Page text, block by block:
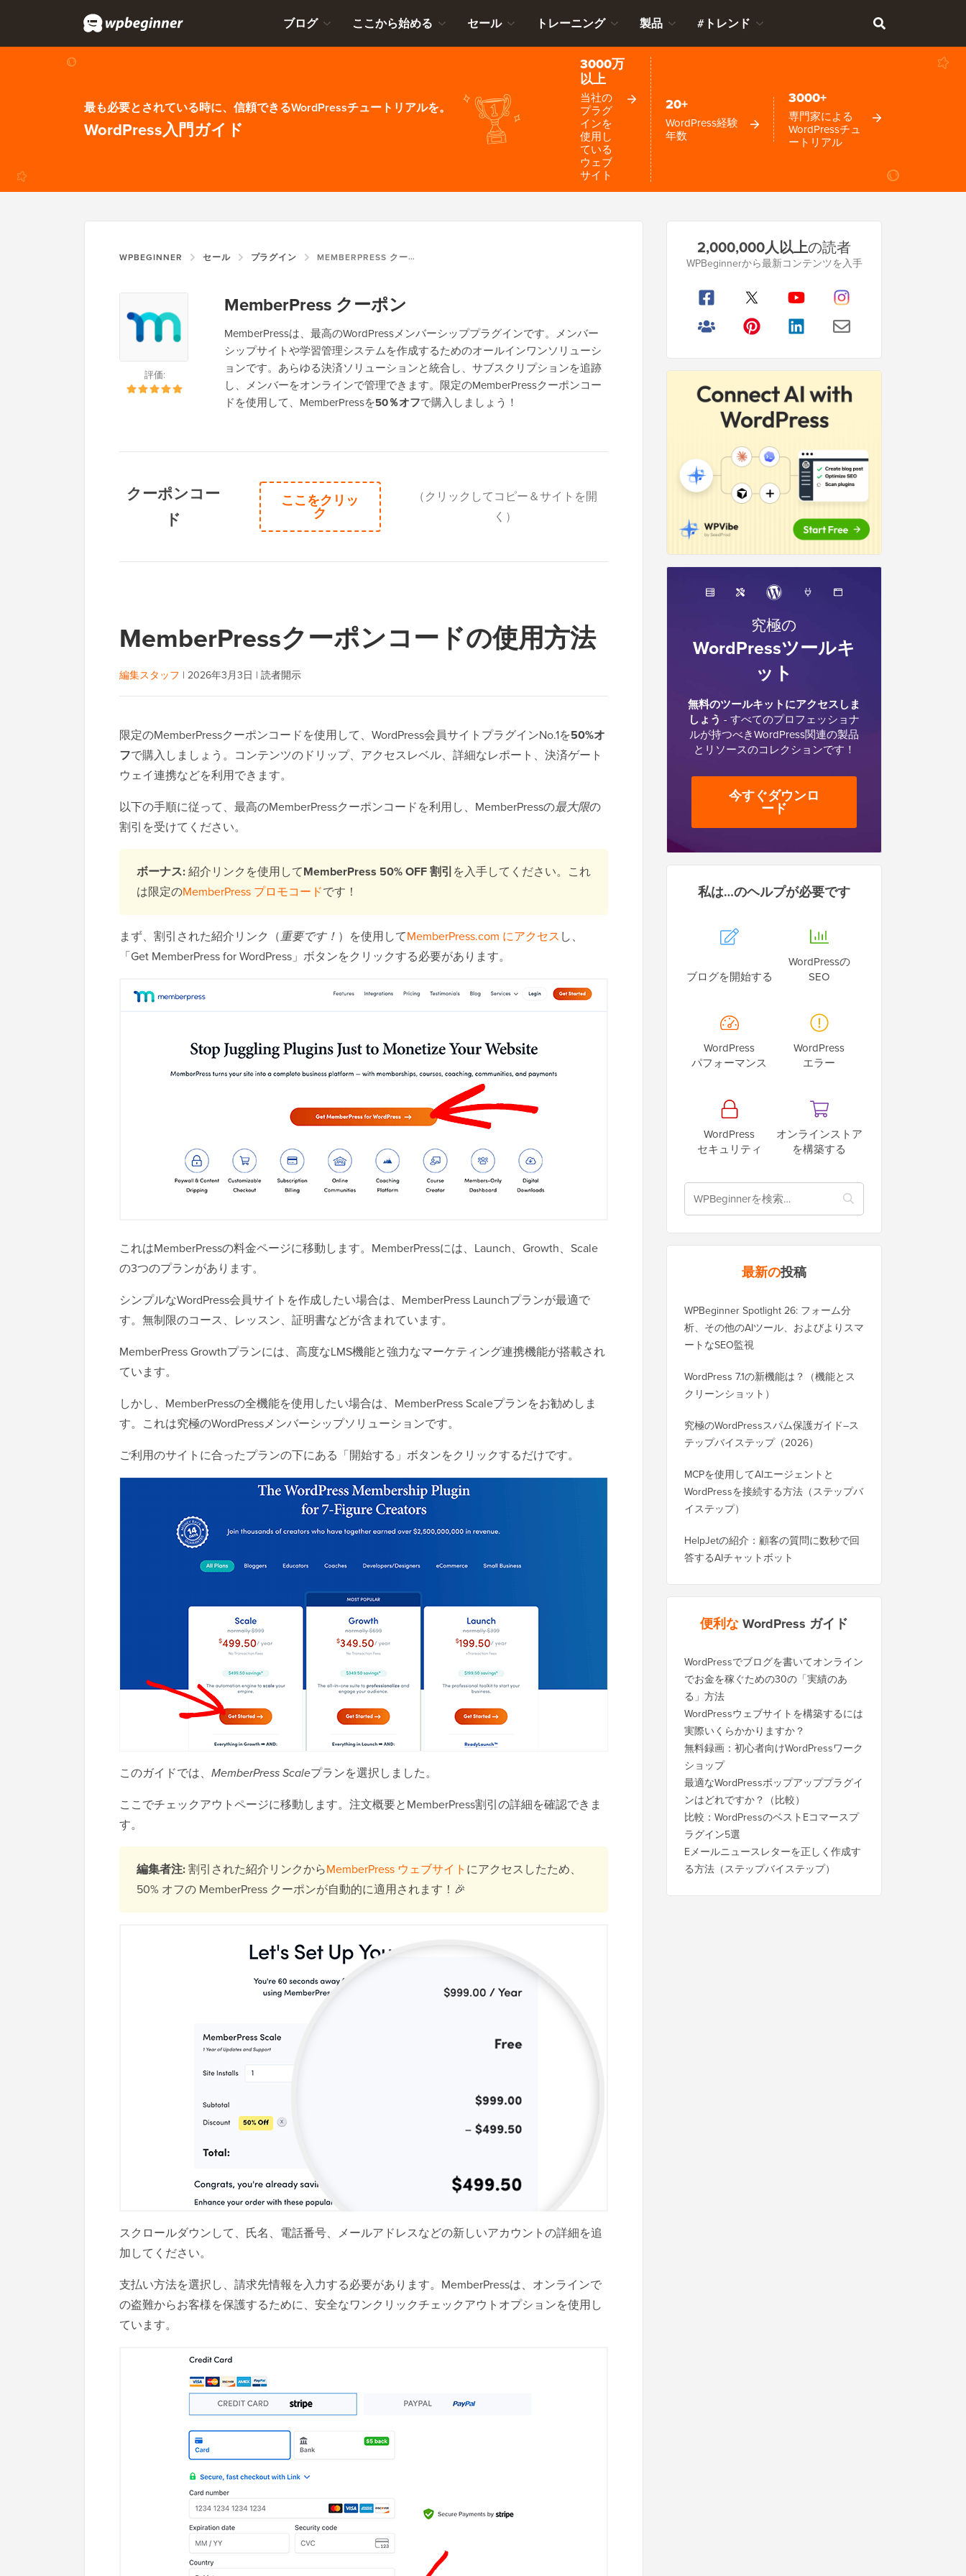
ブログ ここから始める セール トレーニング 製品 #トレンド
最も必要とされている時に、信頼できるWordPressチュートリアルを。
WordPress入門ガイド
3000万
以上
当社の
プラグ
インを
使用し
ている
ウェブ
サイト
20+
WordPress経験
年数
3000+
専門家による
WordPressチュ
ートリアル
WPBEGINNER セール プラグイン MEMBERPRESS クーポン
MemberPress クーポン
評価:
MemberPressは、最高のWordPressメンバーシッププラグインです。メンバー
シップサイトや学習管理システムを作成するためのオールインワンソリューシ
ョンです。あらゆる決済ソリューションと統合し、サブスクリプションを追跡
し、メンバーをオンラインで管理できます。限定のMemberPressクーポンコー
ドを使用して、MemberPressを50％オフで購入しましょう！
クーポンコー
ド
ここをクリッ
ク
（クリックしてコピー＆サイトを開
く）
MemberPressクーポンコードの使用方法
編集スタッフ | 2026年3月3日 | 読者開示
限定のMemberPressクーポンコードを使用して、WordPress会員サイトプラグインNo.1を50%オ
フで購入しましょう。コンテンツのドリップ、アクセスレベル、詳細なレポート、決済ゲート
ウェイ連携などを利用できます。
以下の手順に従って、最高のMemberPressクーポンコードを利用し、MemberPressの最大限の
割引を受けてください。
ボーナス:紹介リンクを使用してMemberPress 50% OFF 割引を入手してください。これ
は限定のMemberPress プロモコードです！
まず、割引された紹介リンク（重要です！ ）を使用してMemberPress.com にアクセス し、
「Get MemberPress for WordPress」ボタンをクリックする必要があります。
これはMemberPressの料金ページに移動します。MemberPressには、Launch、Growth、Scale
の3つのプランがあります。
シンプルなWordPress会員サイトを作成したい場合は、MemberPress Launchプランが最適で
す。無制限のコース、レッスン、証明書などが含まれています。
MemberPress Growthプランには、高度なLMS機能と強力なマーケティング連携機能が搭載され
ています。
しかし、MemberPressの全機能を使用したい場合は、MemberPress Scaleプランをお勧めしま
す。これは究極のWordPressメンバーシップソリューションです。
ご利用のサイトに合ったプランの下にある「開始する」ボタンをクリックするだけです。
このガイドでは、 MemberPress Scaleプランを選択しました。
ここでチェックアウトページに移動します。注文概要とMemberPress割引の詳細を確認できま
す。
編集者注:割引された紹介リンクからMemberPress ウェブサイト にアクセスしたため、
50% オフの MemberPress クーポンが自動的に適用されます！🎉
スクロールダウンして、氏名、電話番号、メールアドレスなどの新しいアカウントの詳細を追
加してください。
支払い方法を選択し、請求先情報を入力する必要があります。MemberPressは、オンラインで
の盗難からお客様を保護するために、安全なワンクリックチェックアウトオプションを使用し
ています。
サ
ー
2,000,000人以上の読者
WPBeginnerから最新コンテンツを入手
究極の
WordPressツールキ
ット
無料のツールキットにアクセスしま
しょう - すべてのプロフェッショナ
ルが持つべきWordPress関連の製品
とリソースのコレクションです！
今すぐダウンロ
ード
私は…のヘルプが必要です
ブログを開始する
WordPressの
SEO
WordPress
パフォーマンス
WordPress
エラー
WordPress
セキュリティ
オンラインストア
を構築する
最新の投稿
WPBeginner Spotlight 26: フォーム分
析、その他のAIツール、およびよりスマ
ートなSEO監視
WordPress 7.1の新機能は？（機能とス
クリーンショット）
究極のWordPressスパム保護ガイド–ス
テップバイステップ（2026）
MCPを使用してAIエージェントと
WordPressを接続する方法（ステップバ
イステップ）
HelpJetの紹介：顧客の質問に数秒で回
答するAIチャットボット
便利なWordPress ガイド
WordPressでブログを書いてオンライン
でお金を稼ぐための30の「実績のあ
る」方法
WordPressウェブサイトを構築するには
実際いくらかかりますか？
無料録画：初心者向けWordPressワーク
ショップ
最適なWordPressポップアッププラグイ
ンはどれですか？（比較）
比較：WordPressのベストEコマースプ
ラグイン5選
Eメールニュースレターを正しく作成す
る方法（ステップバイステップ）